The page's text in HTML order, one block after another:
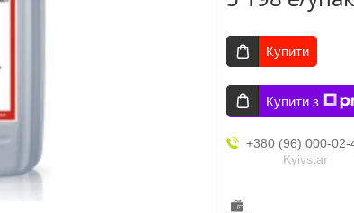
Купити
Купити з
+380 (96) 000-02-
Kyivstar